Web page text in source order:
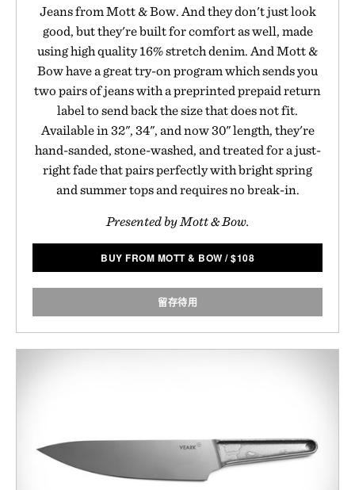
Jeans from Mott & Bow. And they don't just look
good, but they're built for comfort as well, made
using high quality 16% stretch denim. And Mott &
Bow have a great try-on program which sends you
two pairs of jeans with a preprinted prepaid return
label to send back the size that does not fit.
Available in 32", 34", and now 30" length, they're
hand-sanded, stone-washed, and treated for a just-
right fade that pairs perfectly with bright spring
and summer tops and requires no break-in.
Presented by Mott & Bow.
BUY FROM MOTT & BOW /$108
留存待用